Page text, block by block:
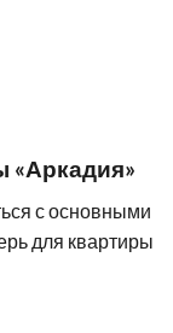
«Аркадия»
с основными
для квартиры